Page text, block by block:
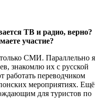
ТВ и радио, верно?
участие?
СМИ. Параллельно я
знакомлю их с русской
работать переводчиком
мероприятиях. Ещё
для туристов по